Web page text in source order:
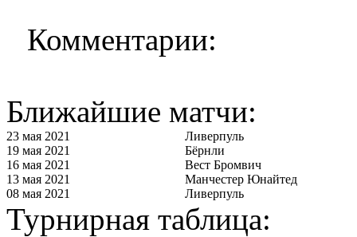
Комментарии:
Ближайшие матчи:
23 мая 2021
Ливерпуль
19 мая 2021
Бёрнли
16 мая 2021
Вест Бромвич
13 мая 2021
Манчестер Юнайтед
08 мая 2021
Ливерпуль
Турнирная таблица: